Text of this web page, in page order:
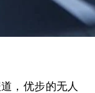
，优步的无人